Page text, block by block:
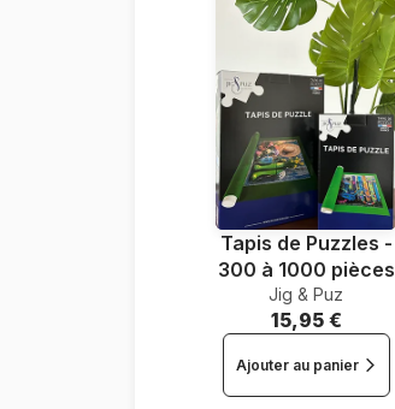
Tapis de Puzzles -
300 à 1000 pièces
Jig & Puz
15,95 €
Ajouter au panier